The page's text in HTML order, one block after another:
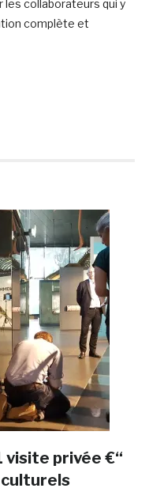
collaborateurs qui y
complète et
visite privée €“
culturels